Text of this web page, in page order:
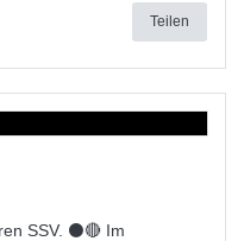
Teilen
SSV. ⚫🔴 Im